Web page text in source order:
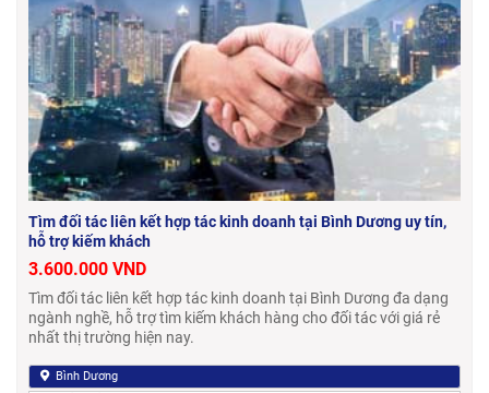
Tìm đối tác liên kết hợp tác kinh doanh tại Bình Dương uy tín,
hỗ trợ kiếm khách
3.600.000 VND
Tìm đối tác liên kết hợp tác kinh doanh tại Bình Dương đa dạng
ngành nghề, hỗ trợ tìm kiếm khách hàng cho đối tác với giá rẻ
nhất thị trường hiện nay.
Bình Dương